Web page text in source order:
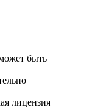
быть
лицензия